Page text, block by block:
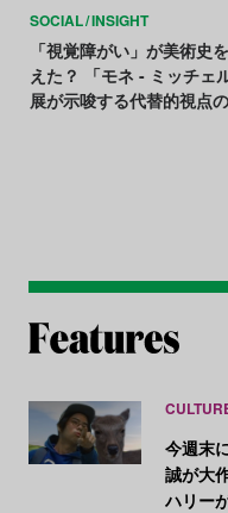
SOCIAL INSIGHT
「視覚障がい」が美術史
えた？ 「モネ - ミッチェ
展が示唆する代替的視点
今週末
誠が大
ハリー